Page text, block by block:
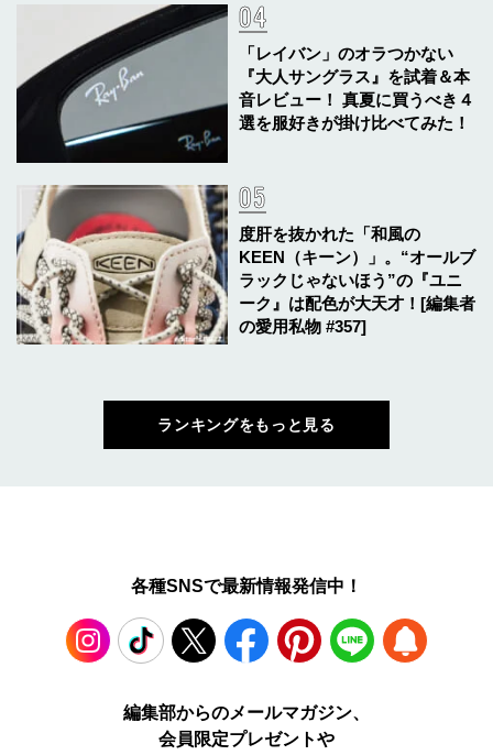
「レイバン」のオラつかない
『大人サングラス』を試着＆本
音レビュー！ 真夏に買うべき４
選を服好きが掛け比べてみた！
度肝を抜かれた「和風の
KEEN（キーン）」。“オールブ
ラックじゃないほう”の『ユニ
ーク』は配色が大天才！[編集者
の愛用私物 #357]
ランキングをもっと見る
各種SNSで最新情報発信中！
TikTok X Facebook Pinterest LINE
編集部からのメールマガジン、
会員限定プレゼントや